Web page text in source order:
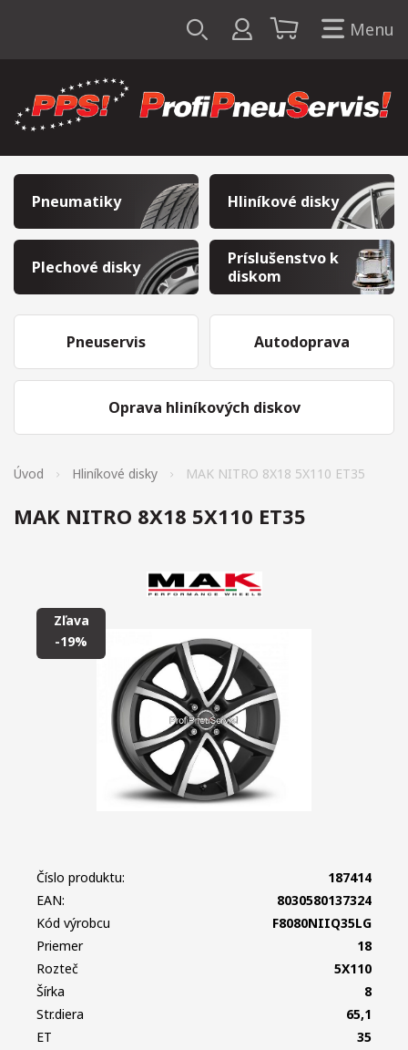
Menu
Pneumatiky Hliníkové disky
Plechové disky
Príslušenstvo k
diskom
Pneuservis
Oprava hliníkových diskov
Autodoprava
Úvod Hliníkové disky MAK NITRO 8X18 5X110 ET35
MAK NITRO 8X18 5X110 ET35
Zľava
-19%
Číslo produktu:
187414
EAN:
8030580137324
Kód výrobcu
F8080NIIQ35LG
Priemer
18
Rozteč
5X110
Šírka
8
Str.diera
65,1
ET
35